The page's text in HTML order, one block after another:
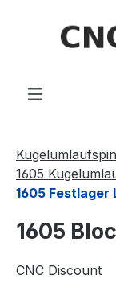
1605
1605
1605
CNC Discount